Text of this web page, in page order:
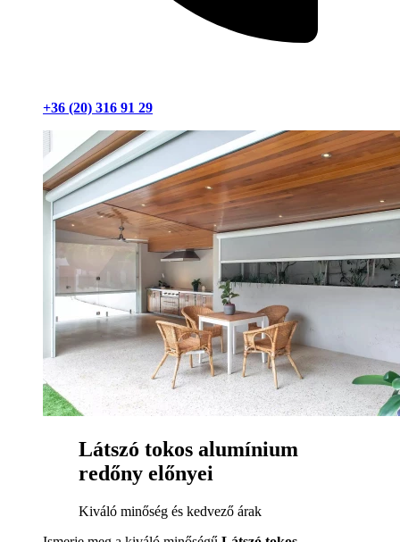
+36 (20) 316 91 29
Látszó tokos alumínium
redőny előnyei
Kiváló minőség és kedvező árak